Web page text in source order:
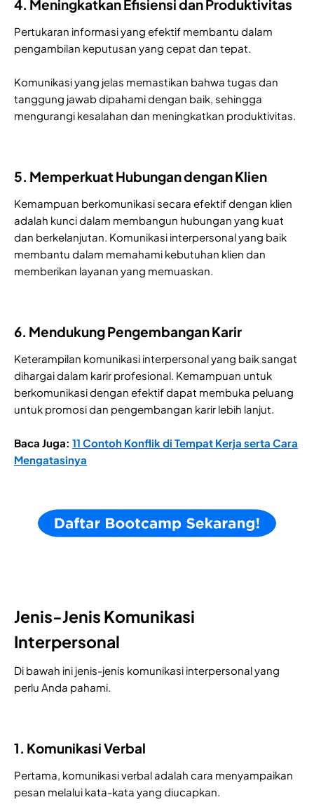
4. Meningkatkan Efisiensi dan Produktivitas
Pertukaran informasi yang efektif membantu dalam
pengambilan keputusan yang cepat dan tepat.
Komunikasi yang jelas memastikan bahwa tugas dan
tanggung jawab dipahami dengan baik, sehingga
mengurangi kesalahan dan meningkatkan produktivitas.
5. Memperkuat Hubungan dengan Klien
Kemampuan berkomunikasi secara efektif dengan klien
adalah kunci dalam membangun hubungan yang kuat
dan berkelanjutan. Komunikasi interpersonal yang baik
membantu dalam memahami kebutuhan klien dan
memberikan layanan yang memuaskan.
6. Mendukung Pengembangan Karir
Keterampilan komunikasi interpersonal yang baik sangat
dihargai dalam karir profesional. Kemampuan untuk
berkomunikasi dengan efektif dapat membuka peluang
untuk promosi dan pengembangan karir lebih lanjut.
Baca Juga: 11 Contoh Konflik di Tempat Kerja serta Cara
Mengatasinya
Jenis-Jenis Komunikasi
Interpersonal
Di bawah ini jenis-jenis komunikasi interpersonal yang
perlu Anda pahami.
1. Komunikasi Verbal
Pertama, komunikasi verbal adalah cara menyampaikan
pesan melalui kata-kata yang diucapkan.